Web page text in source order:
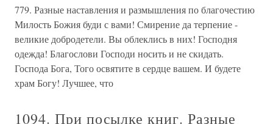
779. Разные наставления и размышления по благочестию
Милость Божия буди с вами! Смирение да терпение -
великие добродетели. Вы облеклись в них! Господня
одежда! Благослови Господи носить и не скидать.
Господа Бога, Того освятите в сердце вашем. И будете
храм Богу! Лучшее, что
1094. При посылке книг. Разные